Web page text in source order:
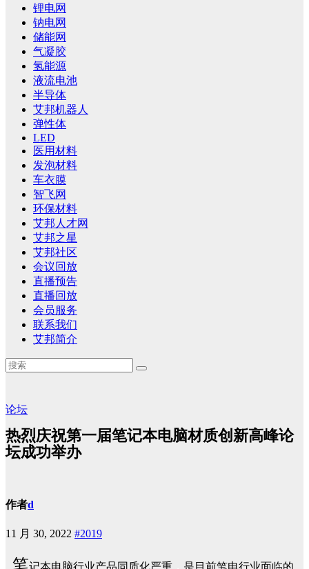
锂电网
钠电网
储能网
气凝胶
氢能源
液流电池
半导体
艾邦机器人
弹性体
LED
医用材料
发泡材料
车衣膜
智飞网
环保材料
艾邦人才网
艾邦之星
艾邦社区
会议回放
直播预告
直播回放
会员服务
联系我们
艾邦简介
论坛
热烈庆祝第一届笔记本电脑材质创新高峰论
坛成功举办
作者d
11 月 30, 2022 #2019
笔记本电脑行业产品同质化严重，是目前笔电行业面临的